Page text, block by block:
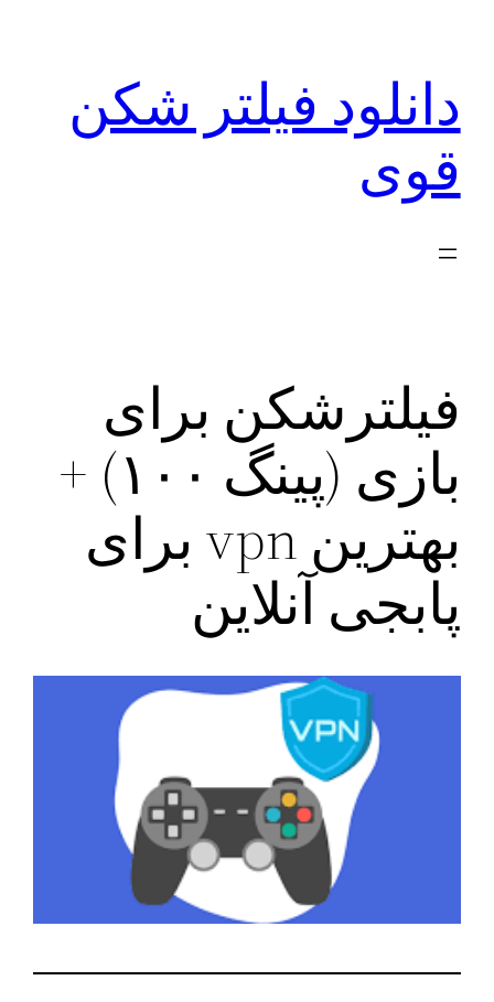
دانلود فیلتر شکن
قوی
فیلترشکن برای
بازی (پینگ ۱۰۰) +
بهترین vpn برای
پابجی آنلاین